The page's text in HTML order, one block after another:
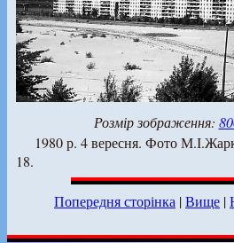
Розмір зображення:
1980 р. 4 вересня. Фото
18.
Попередня сторінка |Вище |